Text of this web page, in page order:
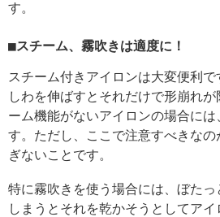
す。
■スチーム、霧吹きは適度に！
スチーム付きアイロンは大変便利
しわを伸ばすとそれだけで形崩れ
ーム機能がないアイロンの場合には
す。ただし、ここで注意すべきな
ぎないことです。
特に霧吹きを使う場合には、ぼた
しまうとそれを乾かそうとしてア